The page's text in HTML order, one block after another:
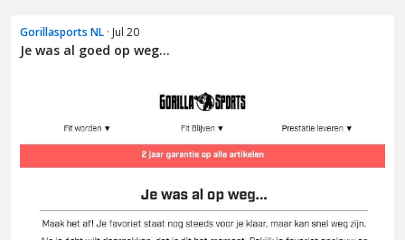
Gorillasports NL · Jul 20
Je was al goed op weg...